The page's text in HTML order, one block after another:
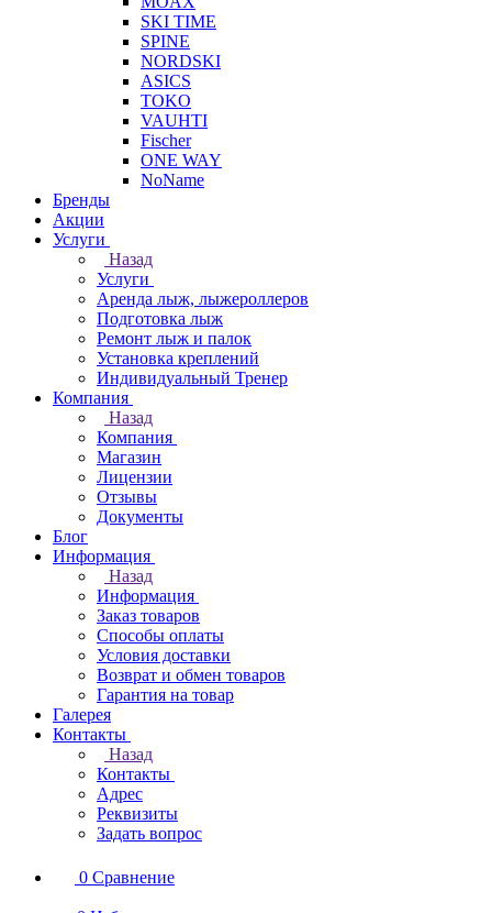
SKI TIME
SPINE
NORDSKI
ASICS
TOKO
VAUHTI
Fischer
ONE WAY
NoName
Бренды
Акции
Услуги
Назад
Услуги
Аренда лыж, лыжероллеров
Подготовка лыж
Ремонт лыж и палок
Установка креплений
Индивидуальный Тренер
Компания
Назад
Компания
Магазин
Лицензии
Отзывы
Документы
Блог
Информация
Назад
Информация
Заказ товаров
Способы оплаты
Условия доставки
Возврат и обмен товаров
Гарантия на товар
Галерея
Контакты
Назад
Контакты
Адрес
Реквизиты
Задать вопрос
0 Сравнение